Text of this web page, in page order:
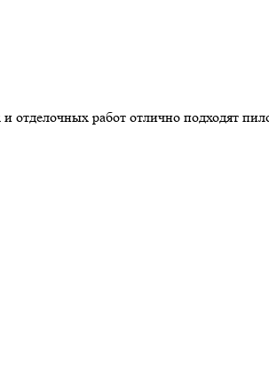
отделочных работ отлично подходят